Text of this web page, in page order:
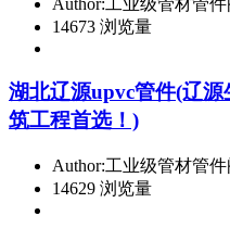
14673 浏览量
湖北辽源upvc管件(辽
筑工程首选！)
Author:工业级管材管件
14629 浏览量